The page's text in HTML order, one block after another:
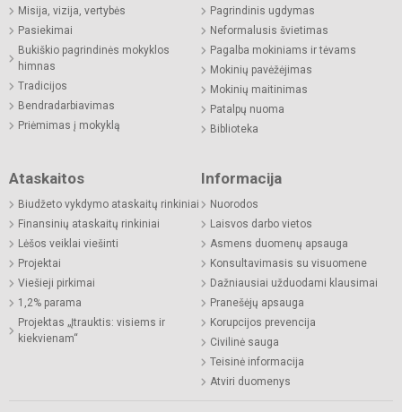
Misija, vizija, vertybės
Pasiekimai
Bukiškio pagrindinės mokyklos
himnas
Tradicijos
Bendradarbiavimas
Priėmimas į mokyklą
Pagrindinis ugdymas
Neformalusis švietimas
Pagalba mokiniams ir tėvams
Mokinių pavėžėjimas
Mokinių maitinimas
Patalpų nuoma
Biblioteka
Ataskaitos
Biudžeto vykdymo ataskaitų rinkiniai
Finansinių ataskaitų rinkiniai
Lėšos veiklai viešinti
Projektai
Viešieji pirkimai
1,2% parama
Projektas „Įtrauktis: visiems ir
kiekvienam“
Informacija
Nuorodos
Laisvos darbo vietos
Asmens duomenų apsauga
Konsultavimasis su visuomene
Dažniausiai užduodami klausimai
Pranešėjų apsauga
Korupcijos prevencija
Civilinė sauga
Teisinė informacija
Atviri duomenys